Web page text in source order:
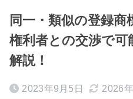
同一・類似の登録商
権利者との交渉で可
解説！
2023年9月5日 2026